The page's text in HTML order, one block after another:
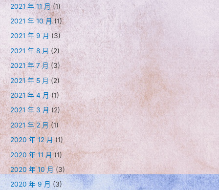
2021 年 11 月(1)
2021 年 10 月(1)
2021 年 9 月(3)
2021 年 8 月 (2)
2021 年 7 月(3)
2021 年 5 月 (2)
2021 年 4 月(1)
2021 年 3 月(2)
2021 年 2 月(1)
2020 年 12 月(1)
2020 年 11 月(1)
2020 年 10 月(3)
2020 年 9 月 (3)